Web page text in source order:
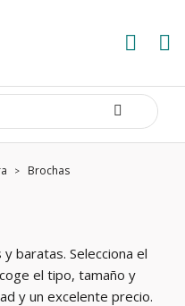
Brochas
baratas. Selecciona el
el tipo, tamaño y
y un excelente precio.